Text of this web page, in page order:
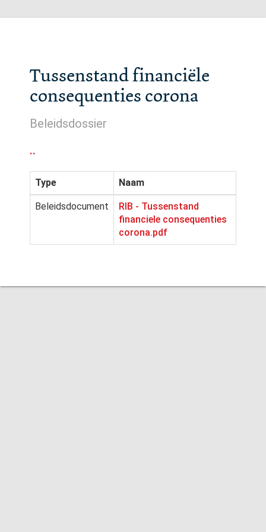
Tussenstand financiële
consequenties corona
Beleidsdossier
..
Type Naam
Beleidsdocument
RIB - Tussenstand
financiele consequenties
corona.pdf